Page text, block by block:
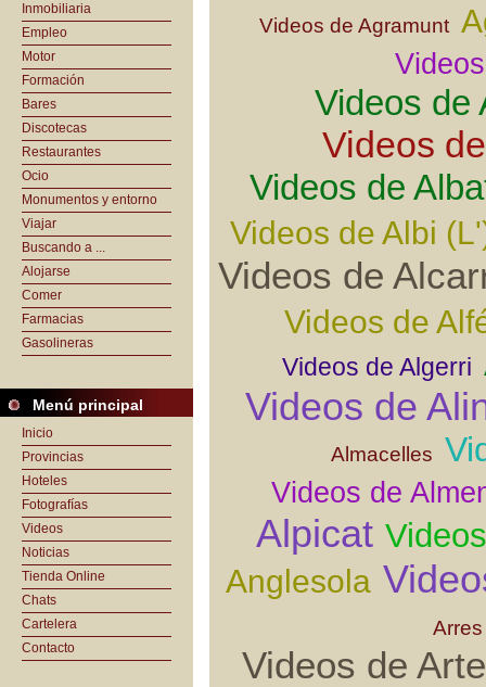
Inmobiliaria
Empleo
Motor
Formación
Bares
Discotecas
Restaurantes
Ocio
Monumentos y entorno
Viajar
Buscando a ...
Alojarse
Comer
Farmacias
Gasolineras
Menú principal
Inicio
Provincias
Hoteles
Fotografías
Videos
Noticias
Tienda Online
Chats
Cartelera
Contacto
Videos de Agramunt
Videos de
Videos
Videos de
Videos de Albi
Videos de
Videos de
Videos de Algerri
Videos de
Almacelles
Videos de
Alpicat
Anglesola
Arres
Videos de